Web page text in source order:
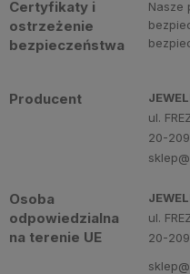
Certyfikaty i
ostrzeżenie
bezpieczeństwa
Nasze
Producent
ul.
20-
Osoba
odpowiedzialna
na terenie UE
ul.
20-